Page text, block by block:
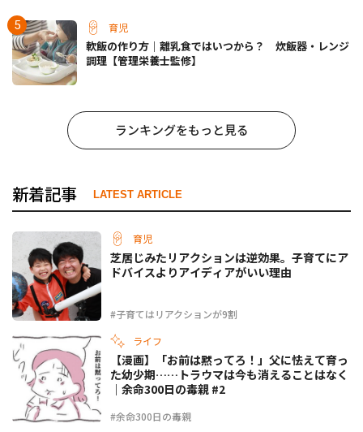
育児
軟飯の作り方｜離乳食ではいつから？ 炊飯器・レンジ
調理【管理栄養士監修】
ランキングをもっと見る
新着記事 LATEST ARTICLE
育児
#子育てはリアクションが9割
芝居じみたリアクションは逆効果。子育てにア
ドバイスよりアイディアがいい理由
ライフ
#余命300日の毒親
【漫画】「お前は黙ってろ！」父に怯えて育っ
た幼少期……トラウマは今も消えることはなく
｜余命300日の毒親 #2